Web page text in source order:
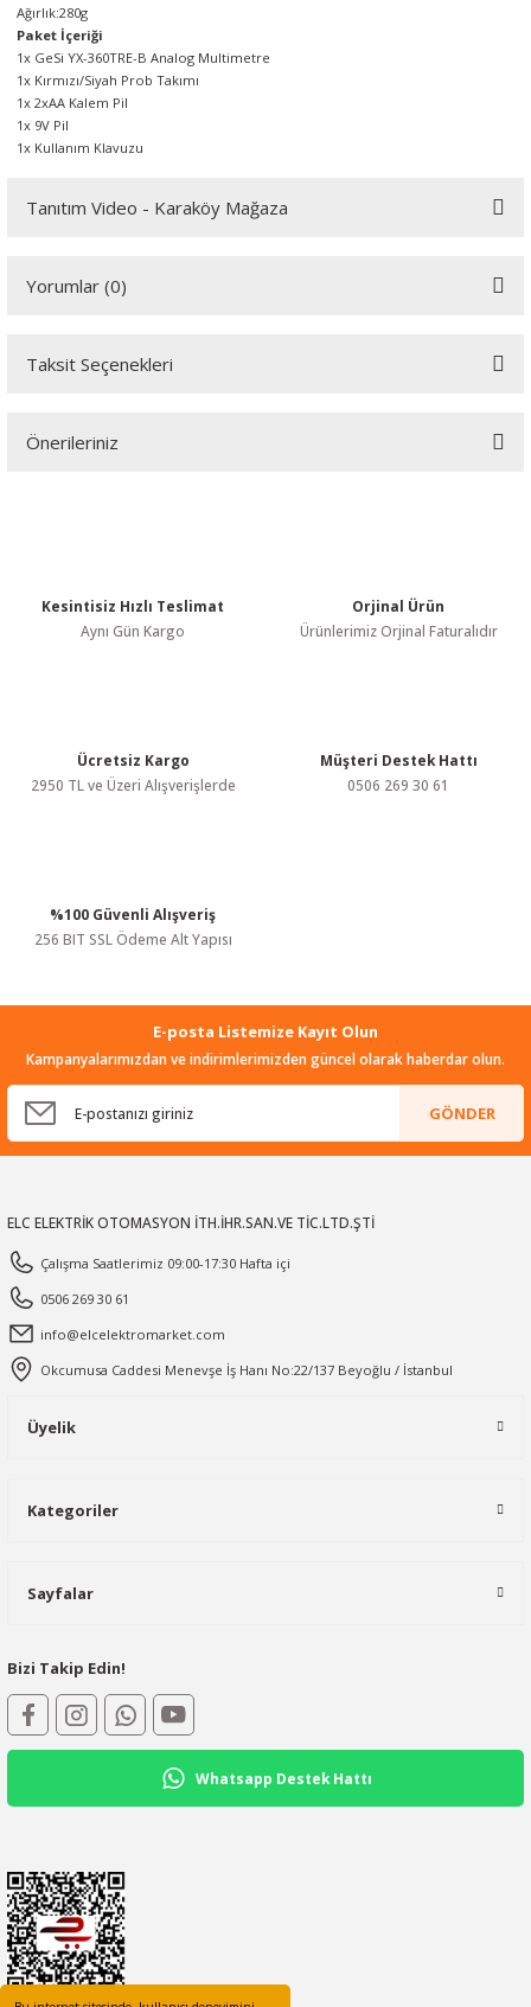
Ağırlık:280g
Paket İçeriği
1x GeSi YX-360TRE-B Analog Multimetre
1x Kırmızı/Siyah Prob Takımı
1x 2xAA Kalem Pil
1x 9V Pil
1x Kullanım Klavuzu
Tanıtım Video - Karaköy Mağaza
Yorumlar (0)
Bu ürüne ilk yorumu siz yapın!
Taksit Seçenekleri
Önerileriniz
Ürün resmi kalitesiz, bozuk veya görüntülenemiyor.
Bu ürüne benzer farklı alternatifler olmalı.
Kesintisiz Hızlı Teslimat
Aynı Gün Kargo
Orjinal Ürün
Ürünlerimiz Orjinal Faturalıdır
Ücretsiz Kargo
2950 TL ve Üzeri Alışverişlerde
Müşteri Destek Hattı
0506 269 30 61
%100 Güvenli Alışveriş
256 BIT SSL Ödeme Alt Yapısı
E-posta Listemize Kayıt Olun
Kampanyalarımızdan ve indirimlerimizden güncel olarak haberdar olun.
GÖNDER
ELC ELEKTRİK OTOMASYON İTH.İHR.SAN.VE TİC.LTD.ŞTİ
Çalışma Saatlerimiz 09:00-17:30 Hafta içi
0506 269 30 61
info@elcelektromarket.com
Okcumusa Caddesi Menevşe İş Hanı No:22/137 Beyoğlu / İstanbul
Üyelik
Kategoriler
Sayfalar
Bizi Takip Edin!
Whatsapp Destek Hattı